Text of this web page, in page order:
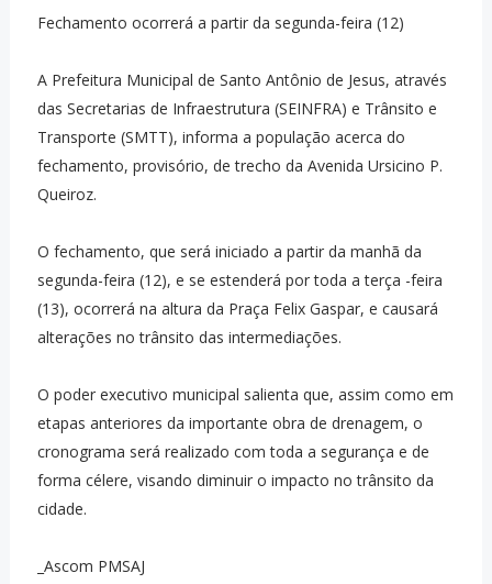
Fechamento ocorrerá a partir da segunda-feira (12)
A Prefeitura Municipal de Santo Antônio de Jesus, através
das Secretarias de Infraestrutura (SEINFRA) e Trânsito e
Transporte (SMTT), informa a população acerca do
fechamento, provisório, de trecho da Avenida Ursicino P.
Queiroz.
O fechamento, que será iniciado a partir da manhã da
segunda-feira (12), e se estenderá por toda a terça -feira
(13), ocorrerá na altura da Praça Felix Gaspar, e causará
alterações no trânsito das intermediações.
O poder executivo municipal salienta que, assim como em
etapas anteriores da importante obra de drenagem, o
cronograma será realizado com toda a segurança e de
forma célere, visando diminuir o impacto no trânsito da
cidade.
_Ascom PMSAJ